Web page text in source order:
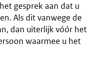
gesprek aan dat u
Als dit vanwege de
dan uiterlijk vóór het
waarmee u het